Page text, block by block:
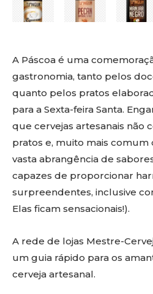
A Páscoa é uma
gastronomia, tanto pelos
quanto pelos pratos
para a Sexta-feira Santa.
que cervejas artesanais não
pratos e, muito mais comum
vasta abrangência de
capazes de proporcionar
surpreendentes, inclusive
Elas ficam sensacionais!).
A rede de lojas Mestre-
um guia rápido para os
cerveja artesanal.